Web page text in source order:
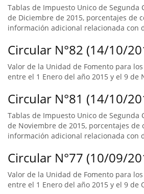
Tablas de Impuesto Unico de Segunda
de Diciembre de 2015, porcentajes de
información adicional relacionada con
Circular N°82 (14/10/
Valor de la Unidad de Fomento para
entre el 1 Enero del año 2015 y el 9 de
Circular N°81 (14/10/
Tablas de Impuesto Unico de Segunda
de Noviembre de 2015, porcentajes de
información adicional relacionada con
Circular N°77 (10/09/
Valor de la Unidad de Fomento para
entre el 1 Enero del año 2015 y el 9 de